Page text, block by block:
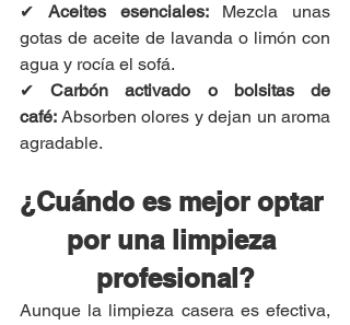
✔ Aceites esenciales: Mezcla unas
gotas de aceite de lavanda o limón con
agua y rocía el sofá.
✔ Carbón activado o bolsitas de
café: Absorben olores y dejan un aroma
agradable.
¿Cuándo es mejor optar
por una limpieza
profesional?
Aunque la limpieza casera es efectiva,